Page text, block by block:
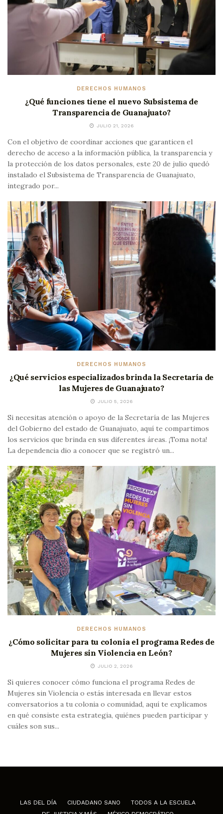
DERECHOS HUMANOS
¿Qué funciones tiene el nuevo Subsistema de
Transparencia de Guanajuato?
JULIO 21, 2026
Con el objetivo de coordinar acciones que garanticen el
derecho de acceso a la información pública, la transparencia y
la protección de los datos personales, este 20 de julio quedó
instalado el Subsistema de Transparencia de Guanajuato,
integrado por...
DERECHOS HUMANOS
¿Qué servicios especializados brinda la Secretaría de
las Mujeres de Guanajuato?
JULIO 5, 2026
Si necesitas atención o apoyo de la Secretaría de las Mujeres
del Gobierno del estado de Guanajuato, aquí te compartimos
los servicios que brinda en sus diferentes áreas. ¡Toma nota!
La dependencia dio a conocer que se registró un...
DERECHOS HUMANOS
¿Cómo solicitar para tu colonia el programa Redes de
Mujeres sin Violencia en León?
JULIO 2, 2026
Si quieres conocer cómo funciona el programa Redes de
Mujeres sin Violencia o estás interesada en llevar estos
conversatorios a tu colonia o comunidad, aquí te explicamos
en qué consiste esta estrategia, quiénes pueden participar y
cuáles son sus...
LAS DEL DÍA CIUDADANO SANO
TODOS A LA ESCUELA